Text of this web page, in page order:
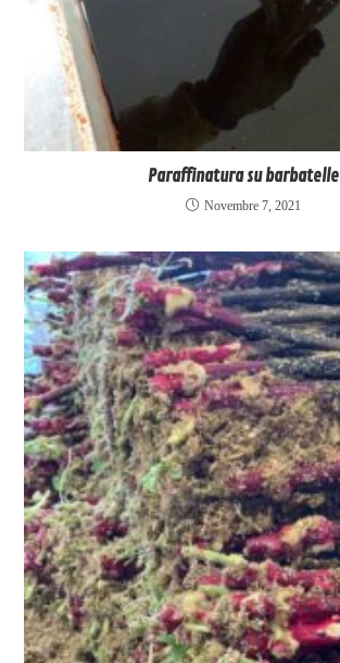
Paraffinatura su barbatelle
Novembre 7, 2021